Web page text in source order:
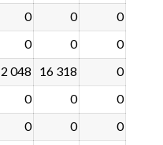
0 0 0
0 0 0
048 16 318 0
0 0 0
0 0 0